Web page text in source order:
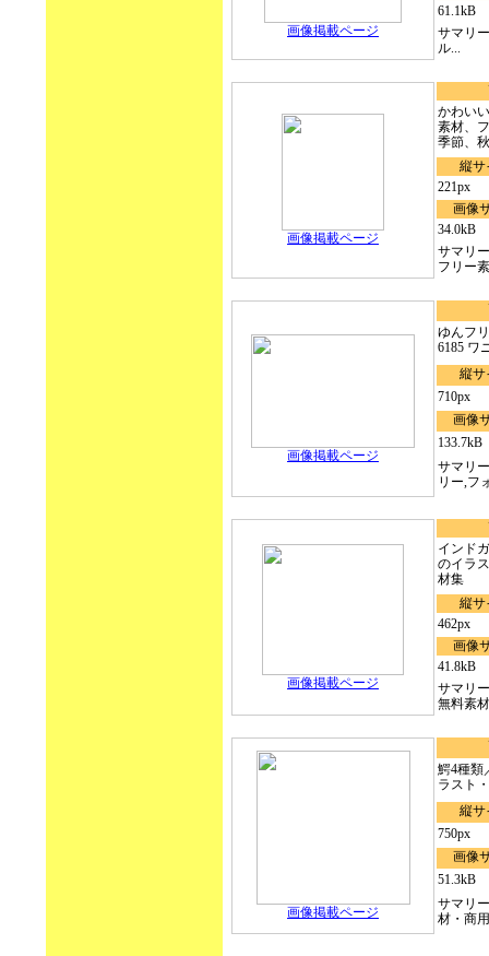
画像掲載ページ
61.1kB
サマリ
ル...
画像掲載ページ
かわい
素材、
季節、
縦サ
221px
画像
34.0kB
サマリ
フリー
画像掲載ページ
ゆんフ
6185 ワ
縦サ
710px
画像
133.7kB
サマリ
リー,フ
画像掲載ページ
インド
のイラ
材集
縦サ
462px
画像
41.8kB
サマリ
無料素
画像掲載ページ
鰐4種類
ラスト
縦サ
750px
画像
51.3kB
サマリ
材・商